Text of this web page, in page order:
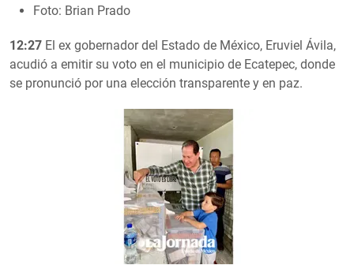
Foto: Brian Prado
12:27 El ex gobernador del Estado de México, Eruviel Ávila,
acudió a emitir su voto en el municipio de Ecatepec, donde
se pronunció por una elección transparente y en paz.